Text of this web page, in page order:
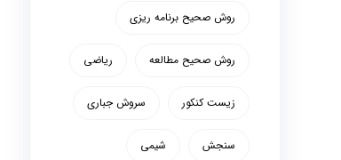
روش صحیح برنامه ریزی
روش صحیح مطالعه ریاضی
زیست کنکور سروش جباری
سنجش شیمی